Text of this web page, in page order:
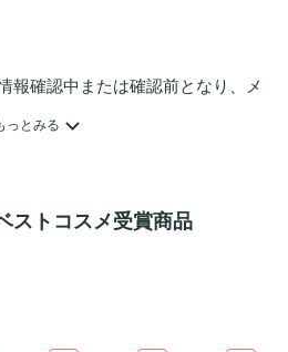
報確認中または確認前となり、メ
ることをご存知ですか？
、そのSytenol(R)Aバクチオール
っとみる
ストコスメ受賞商品